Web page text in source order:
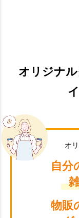
オリジナ
オ
自分
物販